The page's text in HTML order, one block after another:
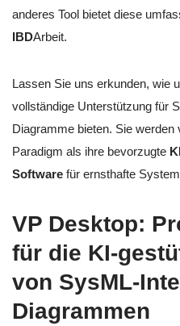
anderes Tool bietet diese
IBDArbeit.
Lassen Sie uns erkunden, wie
vollständige Unterstützung für
Diagramme bieten. Sie
Paradigm als ihre bevorzugte
Software für ernsthafte
VP Desktop:
für die KI-
von SysML-
Diagrammen